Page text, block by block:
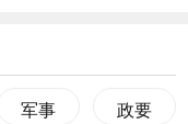
军事 政要